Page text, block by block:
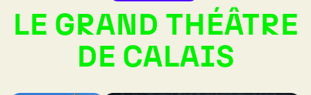
LE GRAND THÉÂTRE
DE CALAIS